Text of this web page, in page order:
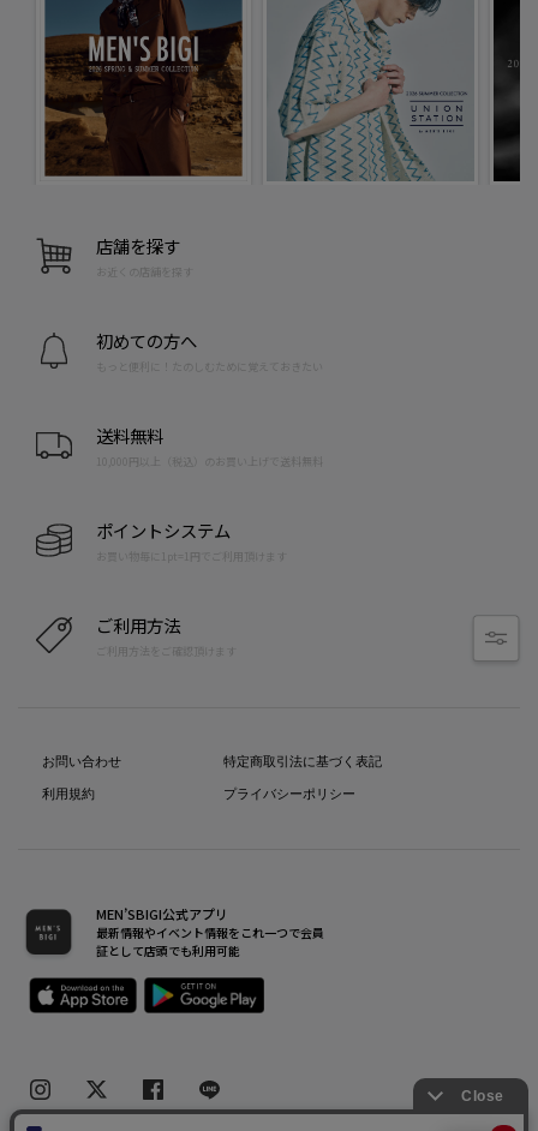
店舗を探す
お近くの店舗を探す
初めての方へ
もっと便利に！たのしむために覚えておきたい
送料無料
10,000円以上（税込）のお買い上げで送料無料
ポイントシステム
お買い物毎に1pt=1円でご利用頂けます
ご利用方法
ご利用方法をご確認頂けます
お問い合わせ
利用規約
特定商取引法に基づく表記
プライバシーポリシー
MEN’SBIGI公式アプリ
最新情報やイベント情報をこれ一つで会員
証として店頭でも利用可能